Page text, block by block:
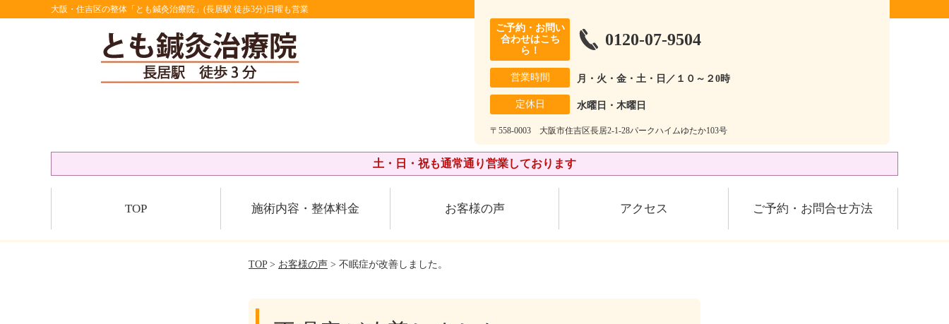
大阪・住吉区の整体「とも鍼灸治療院」(長居駅 徒歩3分)日曜も営業
ご予約・お問い
合わせはこち
ら！
0120-07-9504
営業時間 月・火・金・土・日／１０～２0時
定休日 水曜日・木曜日
〒558-0003 大阪市住吉区長居2-1-28パークハイムゆたか103号
土・日・祝も通常通り営業しております
TOP 施術内容・整体料金 お客様の声 アクセス ご予約・お問合せ方法
TOP> お客様の声 > 不眠症が改善しました。